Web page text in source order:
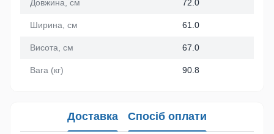
Довжина, см 72.0
Ширина, см 61.0
Висота, см 67.0
Вага (кг) 90.8
Доставка Спосіб оплати